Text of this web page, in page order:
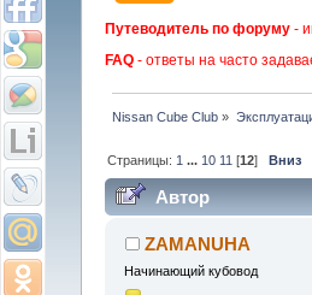
Путеводитель по форуму -
FAQ - ответы на часто
Nissan Cube Club »
Страницы: 1 ... 10 11 [12]Вниз
Автор
ZAMANUHA
Начинающий кубовод